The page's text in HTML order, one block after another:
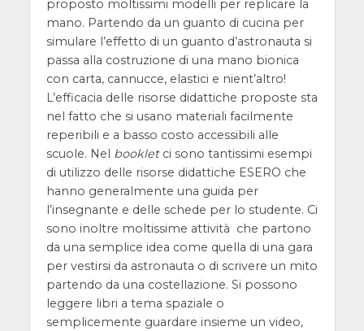
proposto moltissimi modelli per replicare la
mano. Partendo da un guanto di cucina per
simulare l’effetto di un guanto d’astronauta si
passa alla costruzione di una mano bionica
con carta, cannucce, elastici e nient’altro!
L’efficacia delle risorse didattiche proposte sta
nel fatto che si usano materiali facilmente
reperibili e a basso costo accessibili alle
scuole. Nel bookletci sono tantissimi esempi
di utilizzo delle risorse didattiche ESERO che
hanno generalmente una guida per
l’insegnante e delle schede per lo studente. Ci
sono inoltre moltissime attività che partono
da una semplice idea come quella di una gara
per vestirsi da astronauta o di scrivere un mito
partendo da una costellazione. Si possono
leggere libri a tema spaziale o
semplicemente guardare insieme un video,